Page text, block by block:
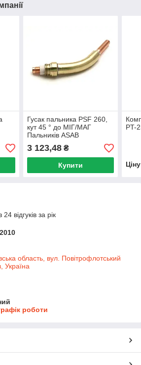
Гусак пальника PSF 260,
кут 45 ° до МІГ/МАГ
Пальників ASAB
3 123,48₴
Купити
PT-
відгуків за рік
область, вул. Повітрофлотський
Україна
роботи